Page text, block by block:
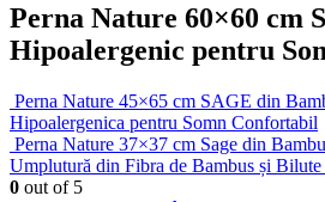
Perna Nature 60×60 cm
Hipoalergenic pentru
Perna Nature 45×65 cm SAGE din
Hipoalergenica pentru Somn Confortabil
Perna Nature 37×37 cm Sage din
Umplutură din Fibra de Bambus și
0 out of 5